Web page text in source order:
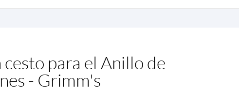
cesto para el Anillo de
- Grimm's